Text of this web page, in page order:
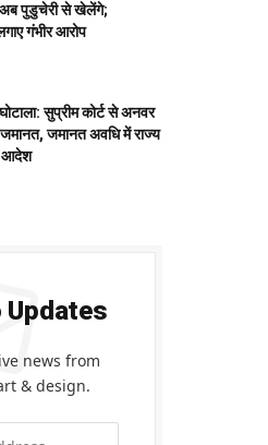
पुडुचेरी से खेलेंगे;
गंभीर आरोप
सुप्रीम कोर्ट से अनवर
जमानत अवधि में राज्य
आदेश
news from
& design.